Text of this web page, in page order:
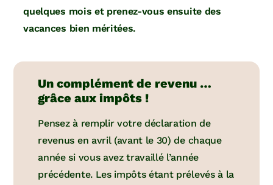
quelques mois et prenez-vous ensuite des
vacances bien méritées.
Un complément de revenu …
grâce aux impôts !
Pensez à remplir votre déclaration de
revenus en avril (avant le 30) de chaque
année si vous avez travaillé l’année
précédente. Les impôts étant prélevés à la